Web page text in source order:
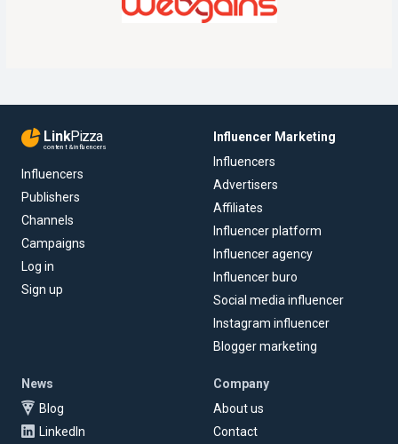
LinkPizza
content & influencers
Influencers
Publishers
Channels
Campaigns
Log in
Sign up
Influencer Marketing
Influencers
Advertisers
Affiliates
Influencer platform
Influencer agency
Influencer buro
Social media influencer
Instagram influencer
Blogger marketing
News
Blog
LinkedIn
Company
About us
Contact